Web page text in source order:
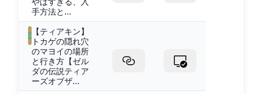
手方法と...
【ティアキン】
トカゲの隠れ穴
のマヨイの場所
と行き方【ゼル
ダの伝説ティア
ーズオブザ...